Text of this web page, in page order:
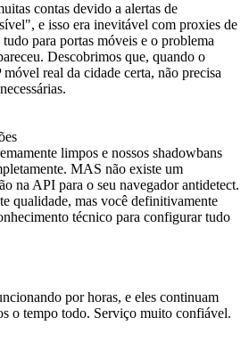
contas devido a alertas de
e isso era inevitável com proxies de
para portas móveis e o problema
Descobrimos que, quando o
real da cidade certa, não precisa
limpos e nossos shadowbans
MAS não existe um
na API para o seu navegador antidetect.
qualidade, mas você definitivamente
técnico para configurar tudo
por horas, e eles continuam
o tempo todo. Serviço muito confiável.